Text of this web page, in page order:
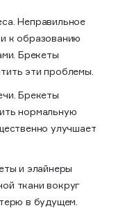
Неправильное
к образованию
Брекеты
эти проблемы.
Брекеты
нормальную
улучшает
и элайнеры
ткани вокруг
в будущем.